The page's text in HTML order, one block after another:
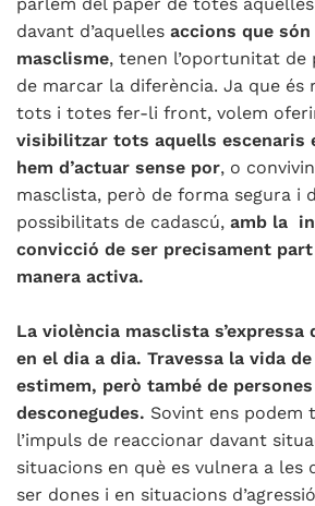
davant d’aquelles accions que
masclisme, tenen l’oportunitat
de marcar la diferència. Ja que és
tots i totes fer-li front, volem
visibilitzar tots aquells escenaris
hem d’actuar sense por, o
masclista, però de forma segura i
possibilitats de cadascú, amb la
convicció de ser precisament
manera activa.
La violència masclista
en el dia a dia. Travessa la vida
estimem, però també de persones
desconegudes. Sovint ens podem
l’impuls de reaccionar davant
situacions en què es vulnera a les
ser dones i en situacions